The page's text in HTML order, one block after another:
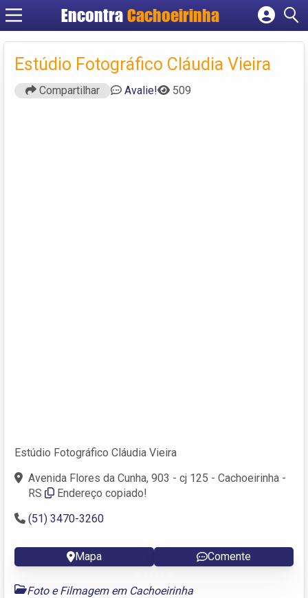
Encontra Cachoeirinha
Cadastrar empresa
Fazer login
Criar conta
Estúdio Fotográfico Cláudia Vieira
Compartilhar Avalie! 509
Estúdio Fotográfico Cláudia Vieira
Avenida Flores da Cunha, 903 - cj 125 - Cachoeirinha -
RS
Endereço copiado!
(51) 3470-3260
Mapa Comente
Foto e Filmagem em Cachoeirinha